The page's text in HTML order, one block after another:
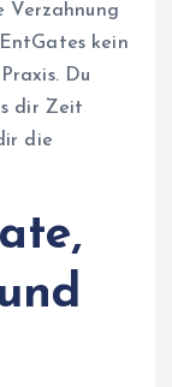
Verzahnung
kein
Du
dir Zeit
die